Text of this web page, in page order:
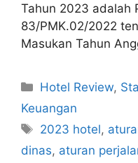
Tahun 2023 adalah
83/PMK.02/2022
Masukan Tahun
Categories
Hotel Review,
Keuangan
Tags
2023 hotel,
dinas, aturan